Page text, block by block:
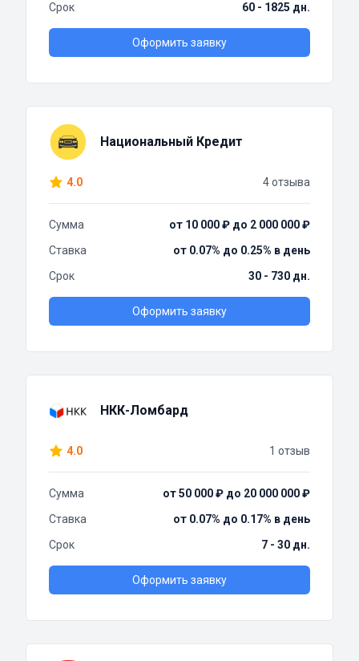
Срок
60 - 1825 дн.
Оформить заявку
Национальный Кредит
4.0 4 отзыва
Сумма
от 10 000 ₽ до 2 000 000 ₽
Ставка
от 0.07% до 0.25% в день
Срок
30 - 730 дн.
Оформить заявку
НКК-Ломбард
4.0 1 отзыв
Сумма
от 50 000 ₽ до 20 000 000 ₽
Ставка
от 0.07% до 0.17% в день
Срок
7 - 30 дн.
Оформить заявку